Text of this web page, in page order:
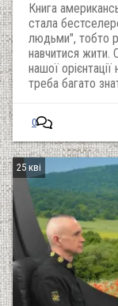
Книга
стала
людьми", тобто
навчитися жити.
нашої
треба багато
0
25 кві